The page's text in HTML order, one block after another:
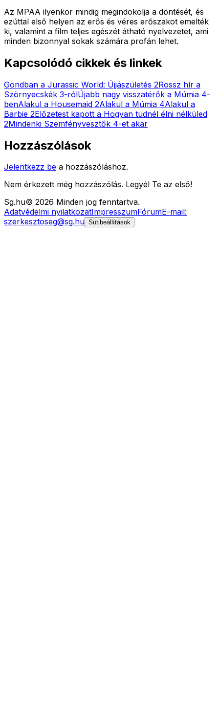
Az MPAA ilyenkor mindig megindokolja a döntését, és
ezúttal első helyen az erős és véres erőszakot emelték
ki, valamint a film teljes egészét átható nyelvezetet, ami
minden bizonnyal sokak számára profán lehet.
Kapcsolódó cikkek és linkek
Gondban a Jurassic World: Újjászületés 2Rossz hír a
Szörnyecskék 3-rólÚjabb nagy visszatérők a Múmia 4-
benAlakul a Housemaid 2Alakul a Múmia 4Alakul a
Barbie 2Előzetest kapott a Hogyan tudnél élni nélküled
2Mindenki Szemfényvesztők 4-et akar
Hozzászólások
Jelentkezz be a hozzászóláshoz.
Nem érkezett még hozzászólás. Legyél Te az első!
Sg.hu© 2026 Minden jog fenntartva.
Adatvédelmi nyilatkozatImpresszumFórumE-mail:
szerkesztoseg@sg.hu Sütibeállítások